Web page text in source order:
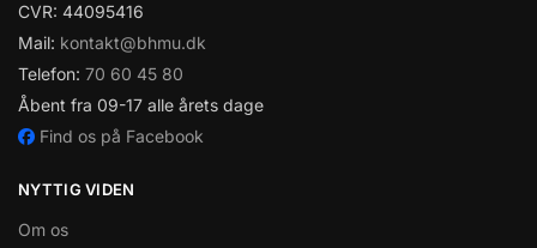
CVR: 44095416
Mail: kontakt@bhmu.dk
Telefon: 70 60 45 80
Åbent fra 09-17 alle årets dage
Find os på Facebook
NYTTIG VIDEN
Om os